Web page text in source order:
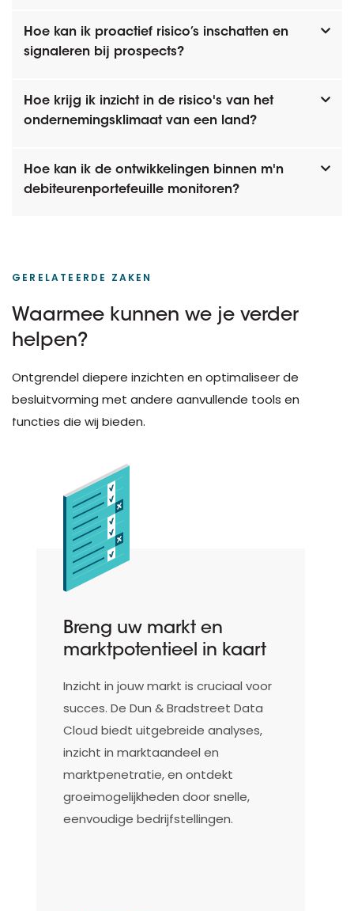
Hoe kan ik proactief risico’s inschatten en
signaleren bij prospects?
Hoe krijg ik inzicht in de risico's van het
ondernemingsklimaat van een land?
Hoe kan ik de ontwikkelingen binnen m'n
debiteurenportefeuille monitoren?
GERELATEERDE ZAKEN
Waarmee kunnen we je verder
helpen?
Ontgrendel diepere inzichten en optimaliseer de
besluitvorming met andere aanvullende tools en
functies die wij bieden.
Breng uw markt en
marktpotentieel in kaart
Inzicht in jouw markt is cruciaal voor
succes. De Dun & Bradstreet Data
Cloud biedt uitgebreide analyses,
inzicht in marktaandeel en
marktpenetratie, en ontdekt
groeimogelijkheden door snelle,
eenvoudige bedrijfstellingen.